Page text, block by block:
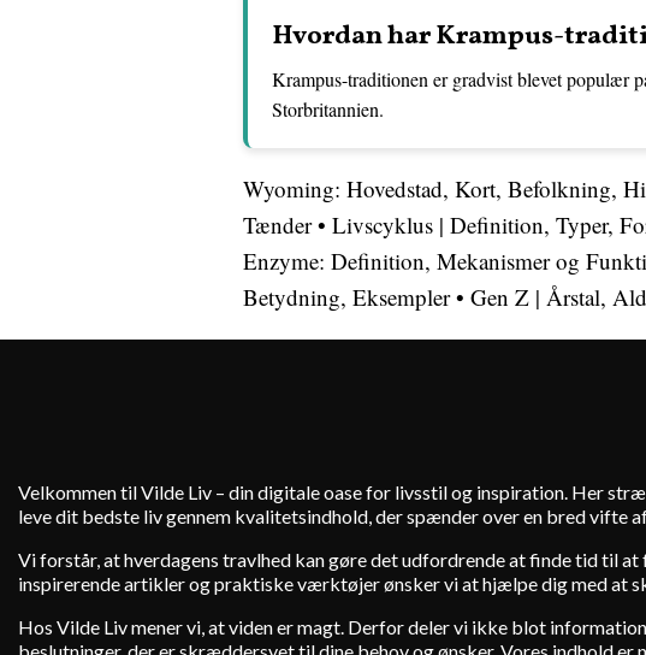
Hvordan har Krampus-
Krampus-traditionen er gradvist blevet populær
Storbritannien.
Wyoming: Hovedstad, Kort, Befolkning,
Tænder• Livscyklus | Definition, Typer,
Enzyme: Definition, Mekanismer og
Betydning, Eksempler• Gen Z | Årstal,
Velkommen til Vilde Liv – din digitale oase for livsstil og inspiration. Her
leve dit bedste liv gennem kvalitetsindhold, der spænder over en bred vifte
Vi forstår, at hverdagens travlhed kan gøre det udfordrende at finde tid til
inspirerende artikler og praktiske værktøjer ønsker vi at hjælpe dig med at
Hos Vilde Liv mener vi, at viden er magt. Derfor deler vi ikke blot
beslutninger, der er skræddersyet til dine behov og ønsker. Vores indhold